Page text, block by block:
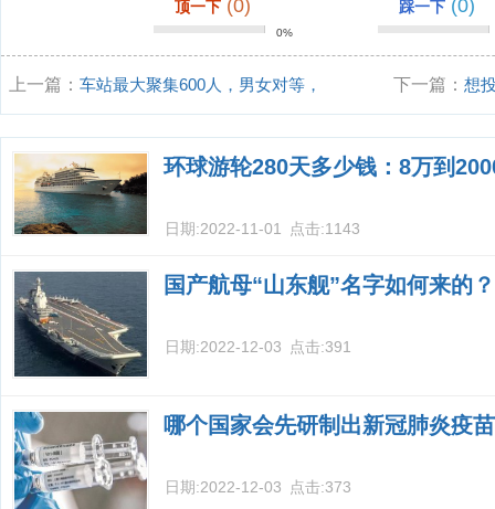
顶一下 (0)
0%
踩一下 (0)
上一篇： 车站最大聚集600人，男女对等，
该设置多少卫生
下一篇：想
发展规划，
环球游轮280天多少钱：8万到
日期:2022-11-01 点击:1143
国产航母“山东舰”名字如何来的？
日期:2022-12-03 点击:391
哪个国家会先研制出新冠肺炎疫
日期:2022-12-03 点击:373